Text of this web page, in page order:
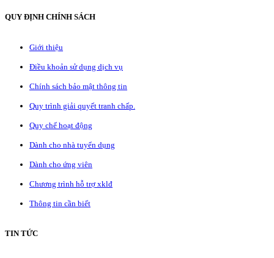
QUY ĐỊNH CHÍNH SÁCH
Giới thiệu
Điều khoản sử dụng dịch vụ
Chính sách bảo mật thông tin
Quy trình giải quyết tranh chấp.
Quy chế hoạt động
Dành cho nhà tuyển dụng
Dành cho ứng viên
Chương trình hỗ trợ xklđ
Thông tin cần biết
TIN TỨC